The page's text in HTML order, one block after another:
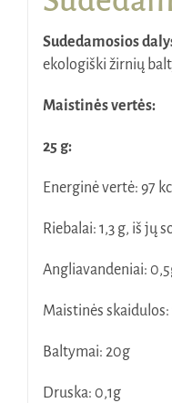
Sudedamosios
ekologiški žirnių
Maistinės vertės:
25 g:
Energinė vertė: 97
Riebalai: 1,3 g, iš jų
Angliavandeniai:
Maistinės skaidulos:
Baltymai: 20g
Druska: 0,1g